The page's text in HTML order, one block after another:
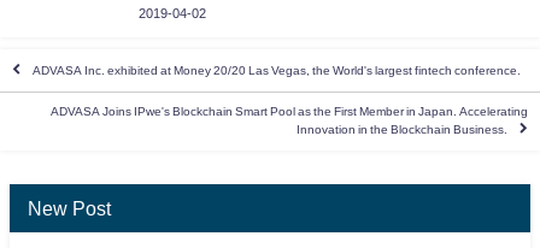
2019-04-02
ADVASA Inc. exhibited at Money 20/20 Las Vegas, the World's largest fintech conference.
ADVASA Joins IPwe's Blockchain Smart Pool as the First Member in Japan. Accelerating
Innovation in the Blockchain Business.
New Post